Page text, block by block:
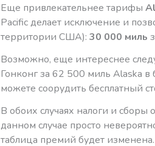
Еще привлекательнее тарифы
Pacific делает исключение и
территории США): 30 000 миль
Возможно, еще интереснее
Гонконг за 62 500 миль Alaska в
можете соорудить бесплатный
В обоих случаях налоги и
данном случае просто
таблица премий будет